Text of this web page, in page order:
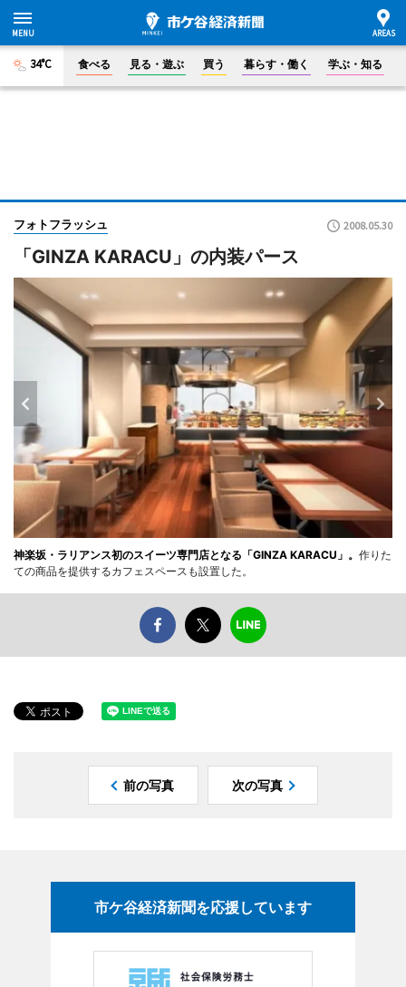
34°C 食べる 見る・遊ぶ 買う 暮らす・働く 学ぶ・知る
フォトフラッシュ 2008.05.30
「GINZA KARACU」の内装パース
神楽坂・ラリアンス初のスイーツ専門店となる「GINZA KARACU」。 作りた
ての商品を提供するカフェスペースも設置した。
前の写真 次の写真
市ケ谷経済新聞を応援しています